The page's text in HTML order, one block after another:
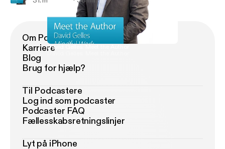
David Gelles: Meet the Author
Om Podimo
Karriere
Blog
Brug for hjælp?
Til Podcastere
Log ind som podcaster
Podcaster FAQ
Fællesskabsretningslinjer
Lyt på iPhone